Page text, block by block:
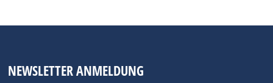
NEWSLETTER ANMELDUNG